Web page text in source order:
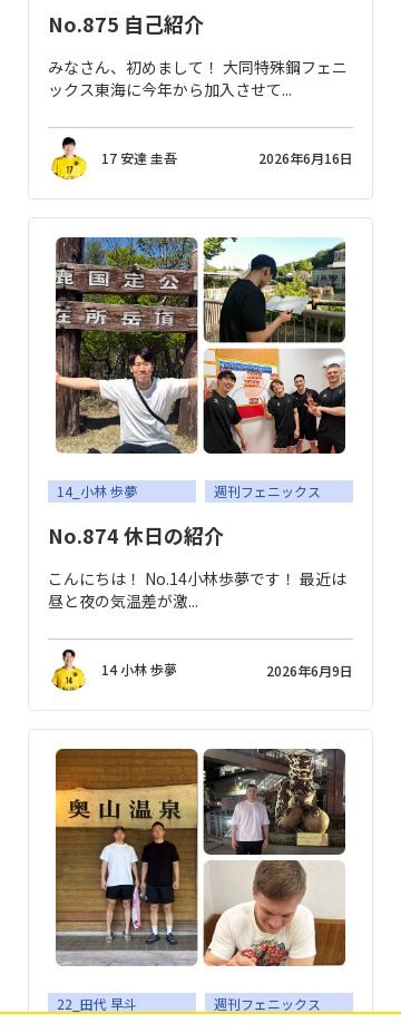
No.875 自己紹介
みなさん、初めまして！ 大同特殊鋼フェニ
ックス東海に今年から加入させて...
17 安達 圭吾 2026年6月16日
14_小林 歩夢 週刊フェニックス
No.874 休日の紹介
こんにちは！ No.14小林歩夢です！ 最近は
昼と夜の気温差が激...
14 小林 歩夢 2026年6月9日
22_田代 早斗 週刊フェニックス